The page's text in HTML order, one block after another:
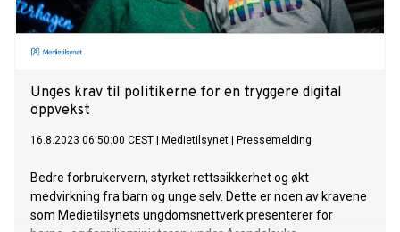
Unges krav til politikerne for en tryggere digital
oppvekst
16.8.2023 06:50:00 CEST Medietilsynet Pressemelding
Bedre forbrukervern, styrket rettssikkerhet og økt
medvirkning fra barn og unge selv. Dette er noen av kravene
som Medietilsynets ungdomsnettverk presenterer for